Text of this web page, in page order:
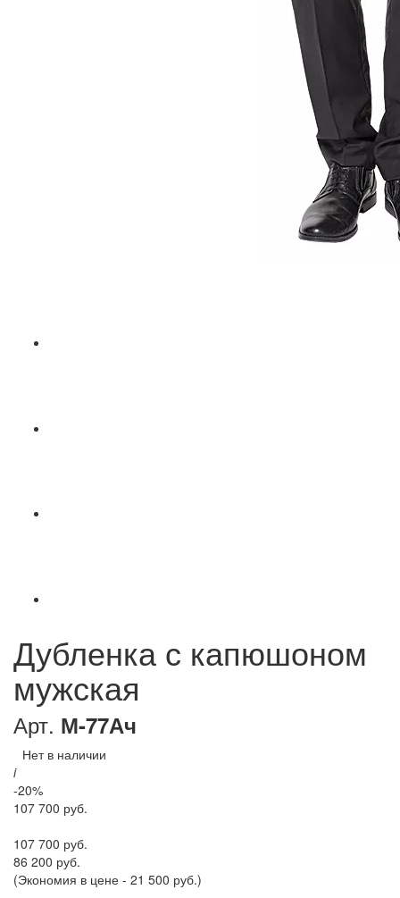
Дубленка с капюшоном
мужская
Арт. М-77Ач
Нет в наличии
i
-20%
107 700 руб.
107 700 руб.
86 200 руб.
(Экономия в цене - 21 500 руб.)